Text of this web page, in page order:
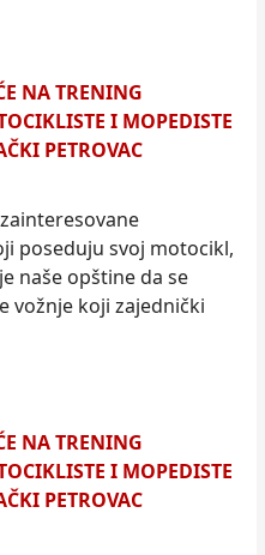
NA TRENING
I MOPEDISTE
PETROVAC
poseduju svoj motocikl,
naše opštine da se
vožnje koji zajednički
NA TRENING
I MOPEDISTE
PETROVAC